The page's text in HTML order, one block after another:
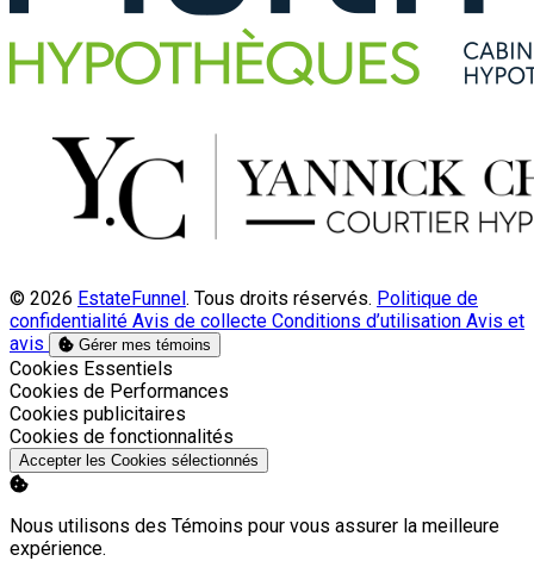
© 2026 EstateFunnel. Tous droits réservés. Politique de
confidentialité Avis de collecte Conditions d’utilisation Avis et
avis
Gérer mes témoins
Activer
Cookies Essentiels
Activer
Cookies de Performances
Activer
Cookies publicitaires
Activer
Cookies de fonctionnalités
Accepter les Cookies sélectionnés
Nous utilisons des Témoins pour vous assurer la meilleure
expérience.